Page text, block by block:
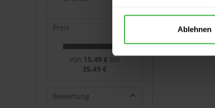
Ablehnen
Preis
von 15,49 € bis
35,49 €
Bewertung